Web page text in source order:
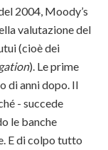
2004, Moody’s
valutazione del
(cioè dei
). Le prime
di anni dopo. Il
- succede
le banche
E di colpo tutto